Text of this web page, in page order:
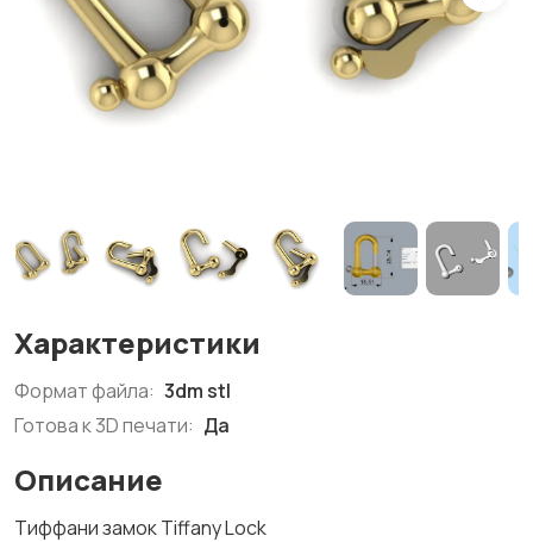
Характеристики
Формат файла: 3dm stl
Готова к 3D печати: Да
Описание
Тиффани замок Tiffany Lock